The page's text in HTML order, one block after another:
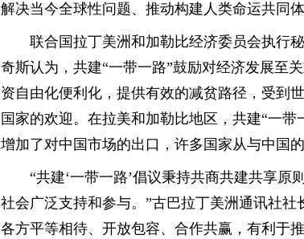
解决当今全球性问题、推动构建人类命运共同
联合国拉丁美洲和加勒比经济委员会执行
奇斯认为，共建“一带一路”鼓励对经济发展至
资自由化便利化，提供有效的减贫路径，受到
国家的欢迎。在拉美和加勒比地区，共建“一带
增加了对中国市场的出口，许多国家从与中国的
“共建‘一带一路’倡议秉持共商共建共享原
社会广泛支持和参与。”古巴拉丁美洲通讯社社
各方平等相待、开放包容、合作共赢，有利于